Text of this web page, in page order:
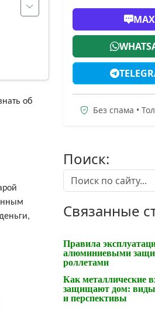
об
MAX
Без спама •
Поиск:
Связанные
Правила
алюминиевыми
роллетами
Как металлические
защищают дом: виды,
и перспективы